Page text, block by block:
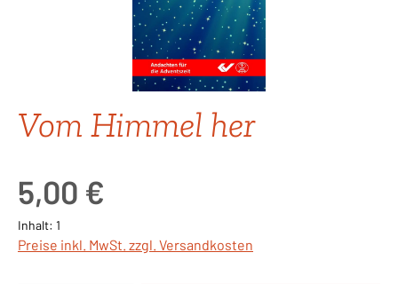
Vom Himmel her
5,00 €
Inhalt: 1
Preise inkl. MwSt. zzgl. Versandkosten